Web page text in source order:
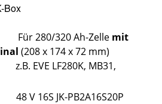
Box
280/320 Ah-Zelle mit
(208 x 174 x 72 mm)
LF280K, MB31,
JK-PB2A16S20P